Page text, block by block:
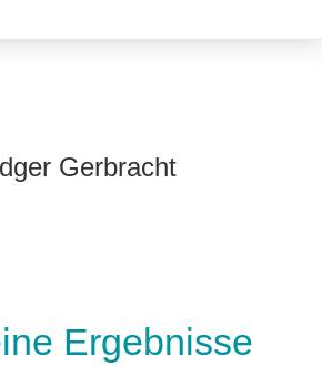
Gerbracht
Ergebnisse